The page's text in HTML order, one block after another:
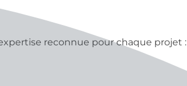
reconnue pour chaque projet :